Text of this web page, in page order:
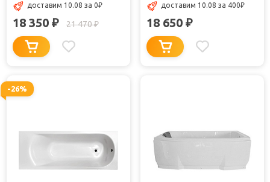
доставим 10.08 за 0₽
18 350 ₽ 21 470₽
доставим 10.08 за 400₽
18 650 ₽
-26%